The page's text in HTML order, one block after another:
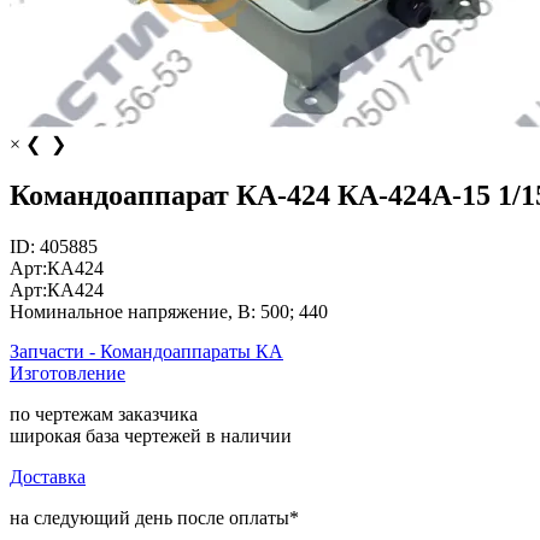
× ❮ ❯
Командоаппарат КА-424 КА-424А-15 1/
ID: 405885
Арт:КА424
Арт:КА424
Номинальное напряжение, В: 500; 440
Запчасти - Командоаппараты КА
Изготовление
по чертежам заказчика
широкая база чертежей в наличии
Доставка
на следующий день после оплаты*